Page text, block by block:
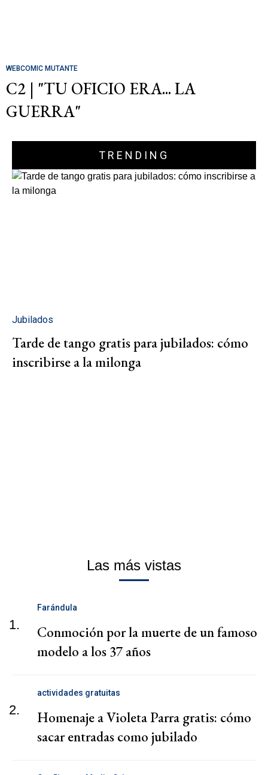
WEBCOMIC MUTANTE
C2 | "TU OFICIO ERA... LA
GUERRA"
TRENDING
Jubilados
Tarde de tango gratis para jubilados: cómo
inscribirse a la milonga
Las más vistas
1.
Farándula
Conmoción por la muerte de un famoso
modelo a los 37 años
2.
actividades gratuitas
Homenaje a Violeta Parra gratis: cómo
sacar entradas como jubilado